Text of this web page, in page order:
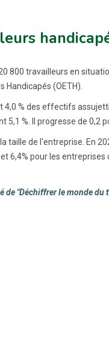
800 travailleurs en
(OETH).
4,0 % des effectifs
%. Il progresse de 0,2
taille de l'entreprise. En
6,4% pour les entreprises
de "Déchiffrer le monde